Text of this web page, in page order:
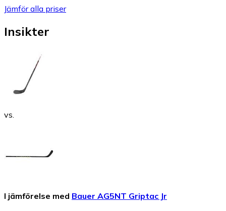
Jämför alla priser
Insikter
vs.
I jämförelse med Bauer AG5NT Griptac Jr